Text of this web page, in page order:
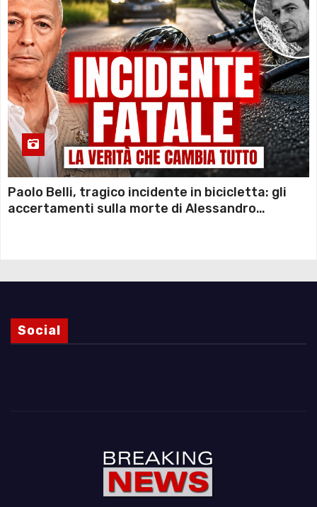
Paolo Belli, tragico incidente in bicicletta: gli
accertamenti sulla morte di Alessandro
Social